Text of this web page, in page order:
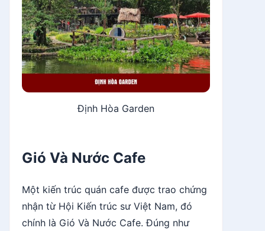
Định Hòa Garden
Gió Và Nước Cafe
Một kiến trúc quán cafe được trao chứng
nhận từ Hội Kiến trúc sư Việt Nam, đó
chính là Gió Và Nước Cafe. Đúng như